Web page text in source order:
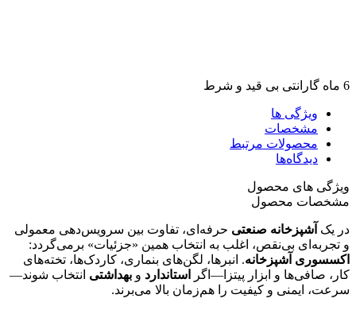
6 ماه گارانتی بی قید و شرط
ویژگی ها
مشخصات
محصولات مرتبط
دیدگاه‌ها
ویژگی های محصول
مشخصات محصول
در یک آشپزخانه صنعتی حرفه‌ای، تفاوت بین سرویس‌دهی معمولی
و تجربه‌ای بی‌نقص، اغلب به انتخاب همین «جزئیات» برمی‌گردد:
اکسسوری آشپزخانه. انبرها، لگن‌های بنماری، کاردک‌ها، تخته‌های
کار، صافی‌ها و ابزار پیتزا—اگر
استاندارد و بهداشتی انتخاب شوند—
سرعت، ایمنی و کیفیت را هم‌زمان بالا می‌برند.